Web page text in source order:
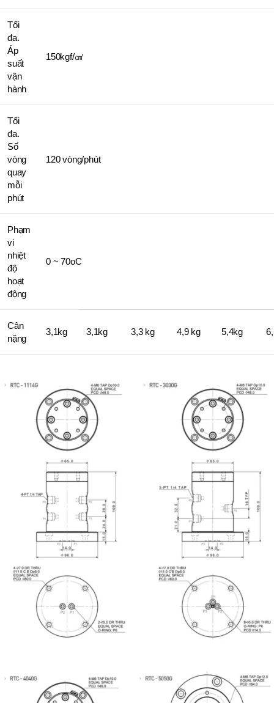
Tối
đa.
Áp
suất
vận
hành
150kgf/㎠
Tối
đa.
Số
vòng
quay
mỗi
phút
120 vòng/phút
Phạm
vi
nhiệt
độ
hoạt
động
0 ~ 70oC
Cân
nặng
3,1kg 3,1kg 3,3 kg 4,9 kg 5,4kg